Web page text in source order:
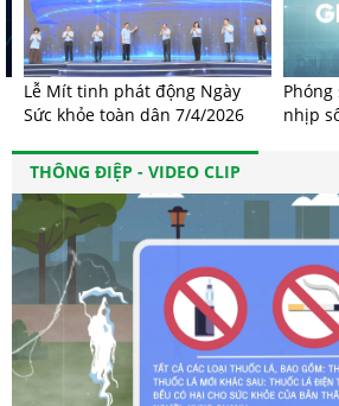
Lễ Mít tinh phát động Ngày
Sức khỏe toàn dân 7/4/2026
Phóng
nhịp
THÔNG ĐIỆP - VIDEO CLIP